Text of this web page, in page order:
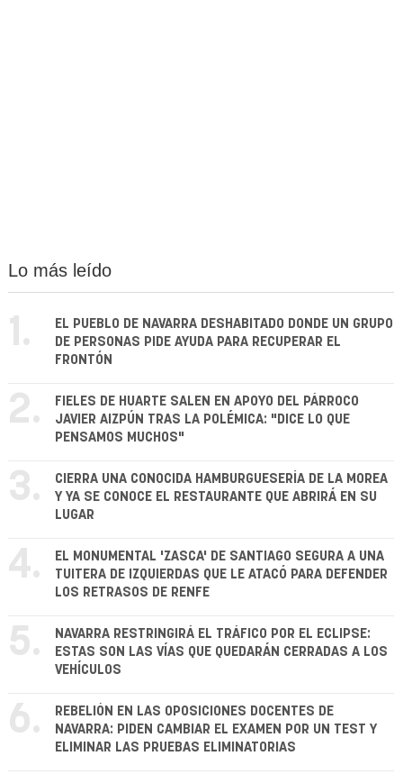
Lo más leído
1.
EL PUEBLO DE NAVARRA DESHABITADO DONDE UN GRUPO
DE PERSONAS PIDE AYUDA PARA RECUPERAR EL
FRONTÓN
2.
FIELES DE HUARTE SALEN EN APOYO DEL PÁRROCO
JAVIER AIZPÚN TRAS LA POLÉMICA: "DICE LO QUE
PENSAMOS MUCHOS"
3.
CIERRA UNA CONOCIDA HAMBURGUESERÍA DE LA MOREA
Y YA SE CONOCE EL RESTAURANTE QUE ABRIRÁ EN SU
LUGAR
4.
EL MONUMENTAL 'ZASCA' DE SANTIAGO SEGURA A UNA
TUITERA DE IZQUIERDAS QUE LE ATACÓ PARA DEFENDER
LOS RETRASOS DE RENFE
5.
NAVARRA RESTRINGIRÁ EL TRÁFICO POR EL ECLIPSE:
ESTAS SON LAS VÍAS QUE QUEDARÁN CERRADAS A LOS
VEHÍCULOS
6.
REBELIÓN EN LAS OPOSICIONES DOCENTES DE
NAVARRA: PIDEN CAMBIAR EL EXAMEN POR UN TEST Y
ELIMINAR LAS PRUEBAS ELIMINATORIAS